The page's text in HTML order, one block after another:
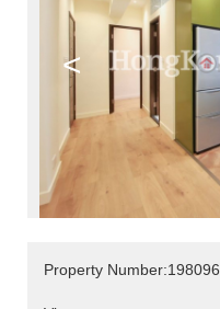
<
Property Number:198096